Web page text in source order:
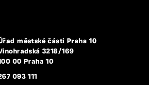
městské části Praha 10
3218/169
00 Praha 10
093 111